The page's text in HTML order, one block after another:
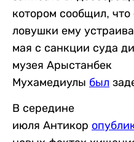
котором сообщил, что
ловушки ему
мая с санкции суда
музея Арыстанбек
Мухамедиулы был
В середине
июля Антикор